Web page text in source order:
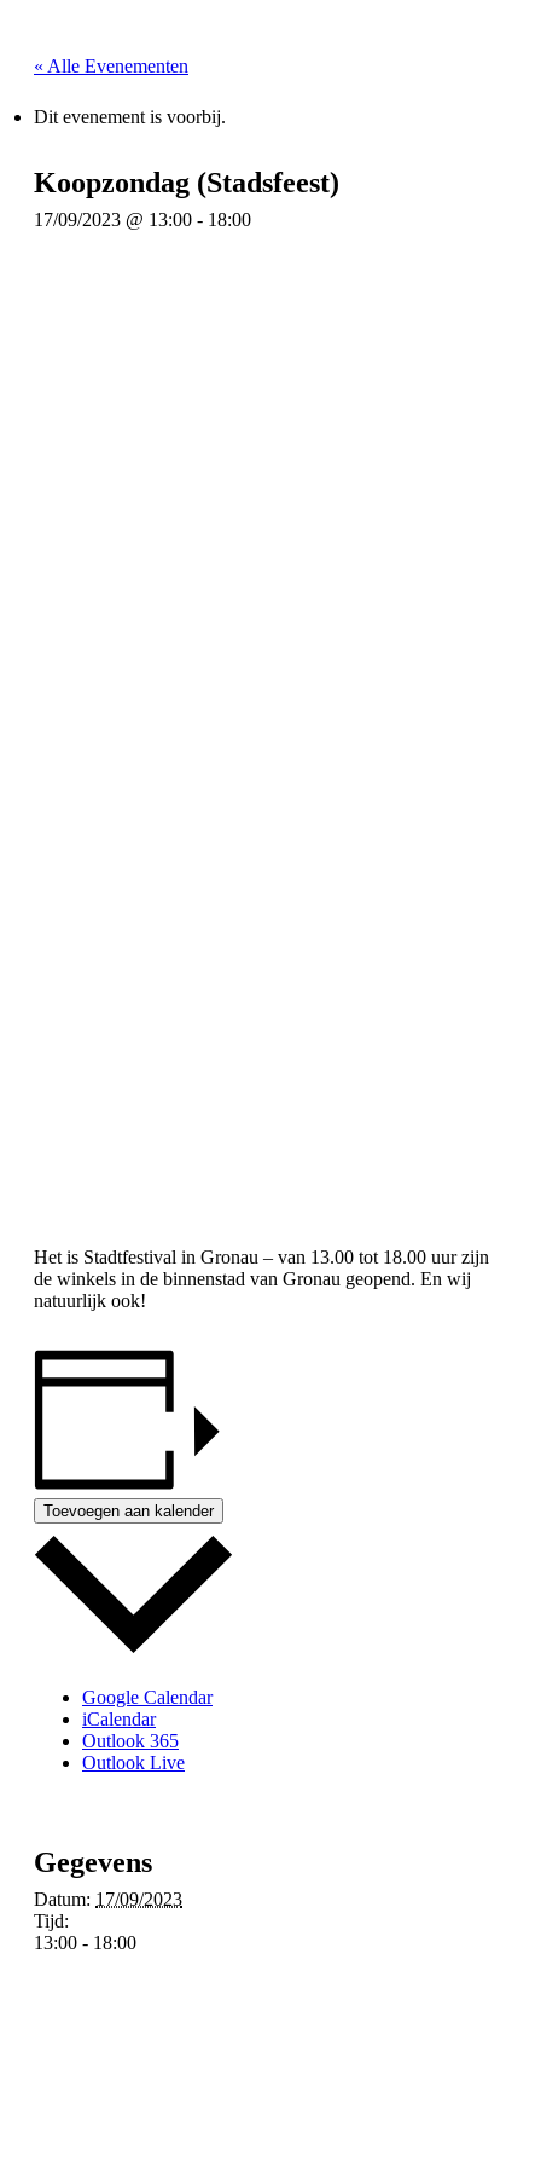
« Alle Evenementen
Dit evenement is voorbij.
Koopzondag (Stadsfeest)
17/09/2023 @ 13:00 - 18:00
Het is Stadtfestival in Gronau – van 13.00 tot 18.00 uur zijn
de winkels in de binnenstad van Gronau geopend. En wij
natuurlijk ook!
Toevoegen aan kalender
Google Calendar
iCalendar
Outlook 365
Outlook Live
Gegevens
Datum: 17/09/2023
Tijd:
13:00 - 18:00